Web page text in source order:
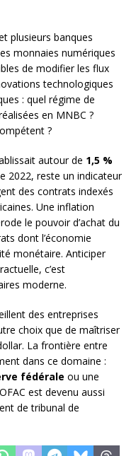
plusieurs banques
monnaies numériques
de modifier les flux
technologiques
: quel régime de
en MNBC ?
?
autour de 1,5 %
2022, reste un indicateur
des contrats indexés
Une inflation
le pouvoir d’achat du
dont l’économie
monétaire. Anticiper
c’est
moderne.
des entreprises
choix que de maîtriser
La frontière entre
dans ce domaine :
fédérale ou une
est devenu aussi
de tribunal de